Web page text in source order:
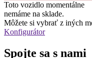
Toto vozidlo momentálne
nemáme na sklade.
Môžete si vybrať z iných
Konfigurátor
Spojte sa s nami